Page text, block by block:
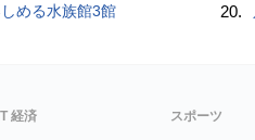
める水族館3館 20.
経済 スポーツ